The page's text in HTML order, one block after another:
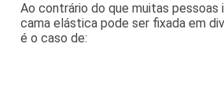
Ao contrário do que muitas pessoas
cama elástica pode ser fixada em
é o caso de: